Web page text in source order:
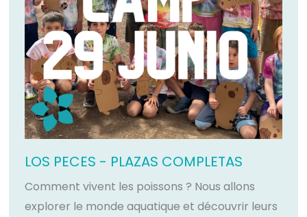
LOS PECES - PLAZAS COMPLETAS
Comment vivent les poissons ? Nous allons
explorer le monde aquatique et découvrir leurs